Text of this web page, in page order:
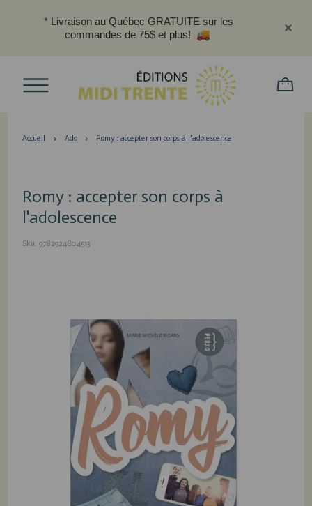
* Livraison au Québec GRATUITE sur les
commandes de 75$ et plus!
Accueil Ado Romy : accepter son corps à l'adolescence
Romy : accepter son corps à
l'adolescence
Sku: 9782924804513